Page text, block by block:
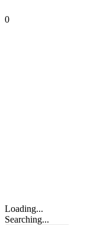
0
Loading...
Searching...